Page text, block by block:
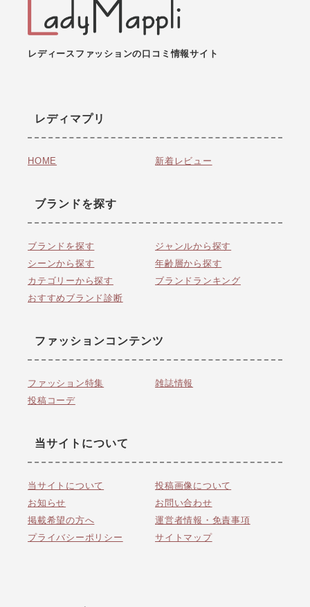
レディースファッションの口コミ情報サイト
レディマプリ
HOME 新着レビュー
ブランドを探す
ブランドを探す
ジャンルから探す
シーンから探す
年齢層から探す
カテゴリーから探す
ブランドランキング
おすすめブランド診断
ファッションコンテンツ
ファッション特集
雑誌情報
投稿コーデ
当サイトについて
当サイトについて
投稿画像について
お知らせ
お問い合わせ
掲載希望の方へ
運営者情報・免責事項
プライバシーポリシー
サイトマップ